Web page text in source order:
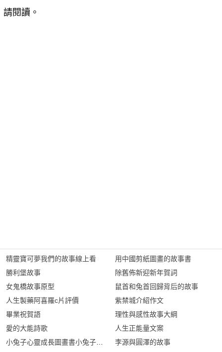
請閱讀。
精靈寶可夢我們的故事線上看
勝利堡故事
女鬼橋故事原型
人生製藥阿喜羅c片評價
畢業祝賀語
愛的大能詩歌
小兔子心靈成長圖畫書小兔子戴眼鏡
用中國剪紙圖畫的故事書
除舊佈新迎新年賀詞
鼠首和兔首回歸背后的故事
紫禁城介紹作文
理性與感性故事大綱
人生正能量文案
李源與圓澤的故事